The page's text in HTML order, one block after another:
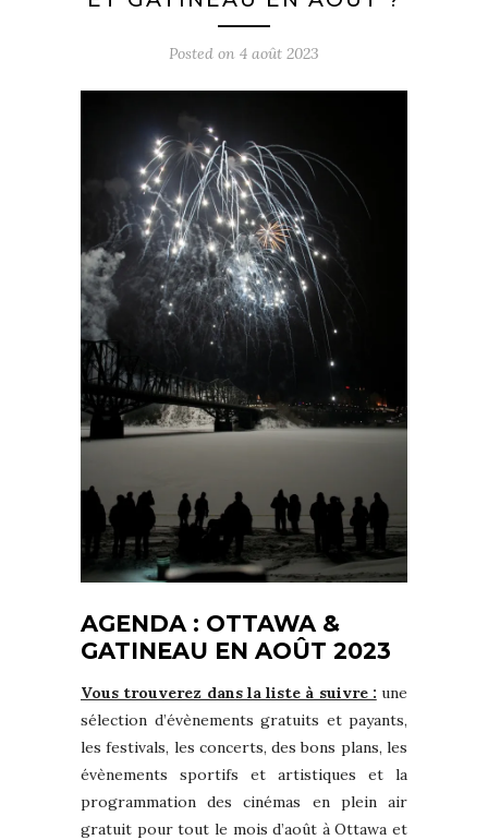
Posted on 4 août 2023
AGENDA : OTTAWA &
GATINEAU EN AOÛT 2023
Vous trouverez dans la liste à suivre : une
sélection d’évènements gratuits et payants,
les festivals, les concerts, des bons plans, les
évènements sportifs et artistiques et la
programmation des cinémas en plein air
gratuit pour tout le mois d’août à Ottawa et